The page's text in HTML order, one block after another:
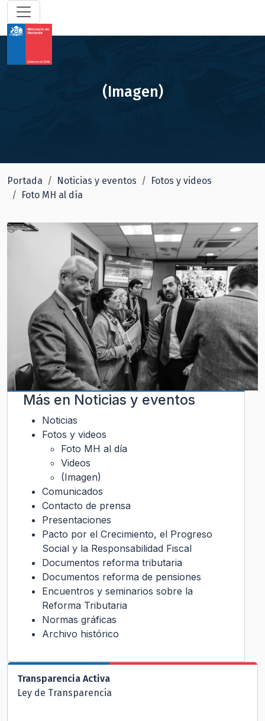
(Imagen)
Portada Noticias y eventos
Fotos y videos
Foto MH al día
Más en Noticias y eventos
Noticias
Fotos y videos
Foto MH al día
Videos
(Imagen)
Comunicados
Contacto de prensa
Presentaciones
Pacto por el Crecimiento, el Progreso
Social y la Responsabilidad Fiscal
Documentos reforma tributaria
Documentos reforma de pensiones
Encuentros y seminarios sobre la
Reforma Tributaria
Normas gráficas
Archivo histórico
Transparencia Activa
Ley de Transparencia